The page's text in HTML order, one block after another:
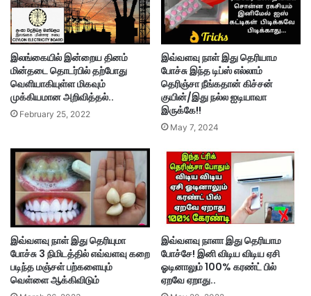
இலங்கையில் இன்றைய தினம்
மின்தடை தொடர்பில் தற்போது
வெளியாகியுள்ள மிகவும்
முக்கியமான அறிவித்தல்..
February 25, 2022
இவ்வளவு நாள் இது தெரியாம
போச்சு இந்த டிப்ஸ் எல்லாம்
தெரிஞ்சா நீங்கதான் கிச்சன்
குயின்/இது நல்ல ஐடியாவா
இருக்கே!!
May 7, 2024
இவ்வளவு நாள் இது தெரியுமா
போச்சு 3 நிமிடத்தில் எவ்வளவு கறை
படிந்த மஞ்சள் பற்களையும்
வெள்ளை ஆக்கிவிடும்
இவ்வளவு நாளா இது தெரியாம
போச்சே! இனி விடிய விடிய ஏசி
ஓடினாலும் 100% கரண்ட் பில்
ஏறவே ஏறாது..